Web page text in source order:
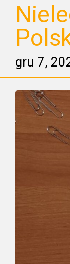
gru 7,